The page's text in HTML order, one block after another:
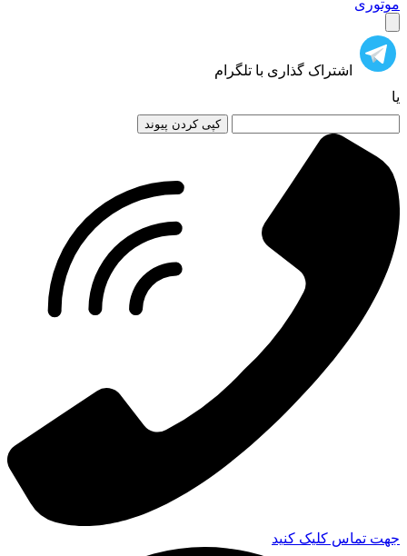
موتوری
اشتراک گذاری با تلگرام
یا
کپی کردن پیوند
جهت تماس کلیک کنید